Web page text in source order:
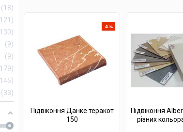
-40%
Підвіконня Данке теракот
150
Підвіконня
різних
18
121
130
9
9
179
145
33